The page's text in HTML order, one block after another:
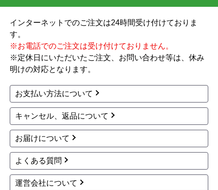
インターネットでのご注文は24時間受け付けておりま
す。
※お電話でのご注文は受け付けておりません。
※定休日にいただいたご注文、お問い合わせ等は、休み
明けの対応となります。
お支払い方法について
キャンセル、返品について
お届けについて
よくある質問
運営会社について